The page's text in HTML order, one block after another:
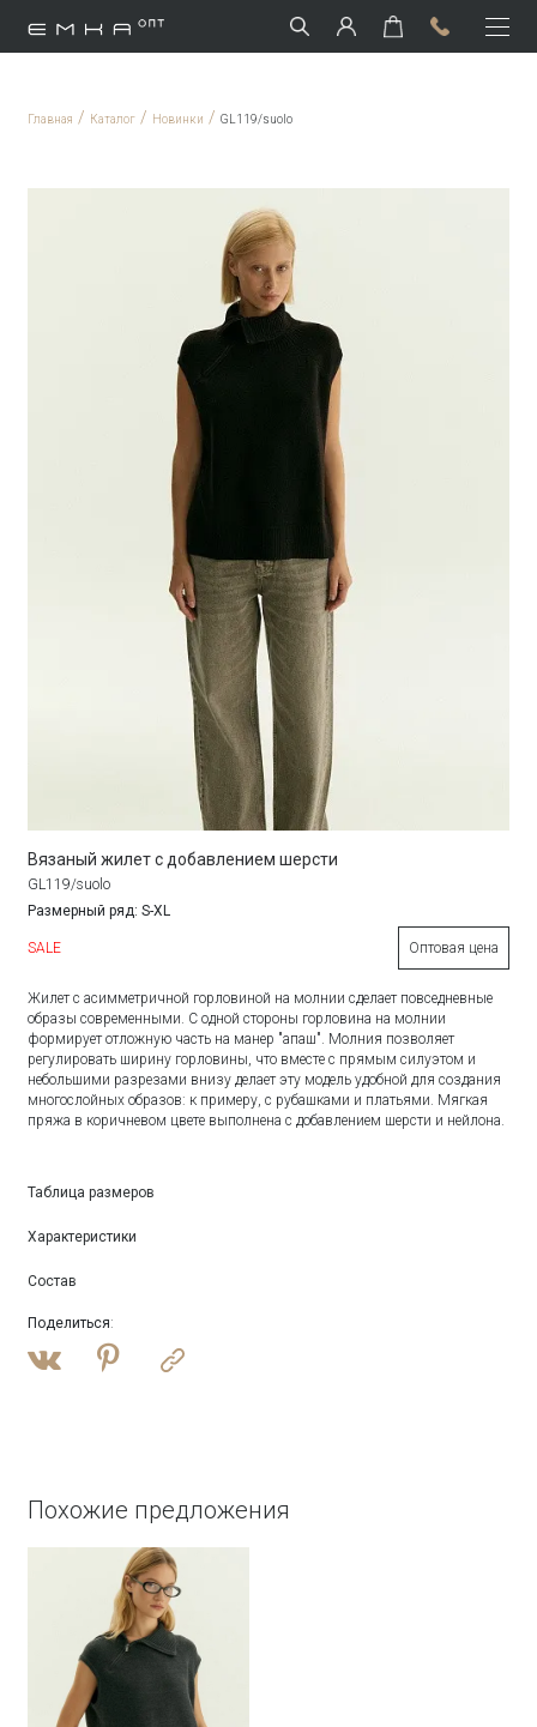
Главная / Каталог / Новинки / GL119/suolo
Вязаный жилет с добавлением шерсти
GL119/suolo
Размерный ряд: S-XL
SALE Оптовая цена
Жилет с асимметричной горловиной на молнии сделает повседневные
образы современными. С одной стороны горловина на молнии
формирует отложную часть на манер "апаш". Молния позволяет
регулировать ширину горловины, что вместе с прямым силуэтом и
небольшими разрезами внизу делает эту модель удобной для создания
многослойных образов: к примеру, с рубашками и платьями. Мягкая
пряжа в коричневом цвете выполнена с добавлением шерсти и нейлона.
Таблица размеров
Характеристики
Состав
Поделиться:
Похожие предложения